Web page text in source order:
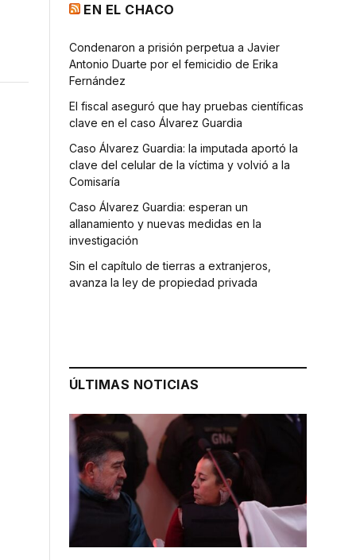
EN EL CHACO
Condenaron a prisión perpetua a Javier
Antonio Duarte por el femicidio de Erika
Fernández
El fiscal aseguró que hay pruebas científicas
clave en el caso Álvarez Guardia
Caso Álvarez Guardia: la imputada aportó la
clave del celular de la víctima y volvió a la
Comisaría
Caso Álvarez Guardia: esperan un
allanamiento y nuevas medidas en la
investigación
Sin el capítulo de tierras a extranjeros,
avanza la ley de propiedad privada
ÚLTIMAS NOTICIAS